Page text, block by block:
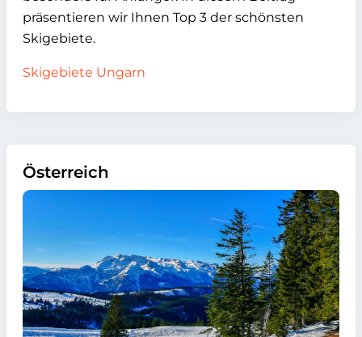
präsentieren wir Ihnen Top 3 der schönsten
Skigebiete.
Skigebiete Ungarn
Österreich